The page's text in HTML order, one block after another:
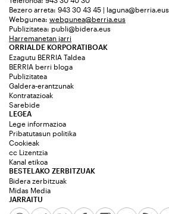
Bezero arreta: 943 30 43 45 | laguna@berria.eus
Webgunea: webgunea@berria.eus
Publizitatea: publi@bidera.eus
Harremanetan jarri
ORRIALDE KORPORATIBOAK
Ezagutu BERRIA Taldea
BERRIA berri bloga
Publizitatea
Galdera-erantzunak
Kontratazioak
Sarebide
JARRAITU
LEGEA
Lege informazioa
Pribatutasun politika
Cookieak
cc Lizentzia
Kanal etikoa
BESTELAKO ZERBITZUAK
Bidera zerbitzuak
Midas Media